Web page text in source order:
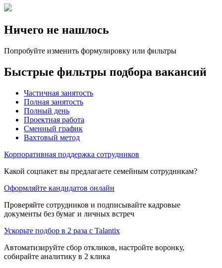
Ничего не нашлось
Попробуйте изменить формулировку или фильтры
Быстрые фильтры подбора вакансий
Частичная занятость
Полная занятость
Полный день
Проектная работа
Сменный график
Вахтовый метод
Корпоративная поддержка сотрудников
Какой соцпакет вы предлагаете семейным сотрудникам?
Оформляйте кандидатов онлайн
Проверяйте сотрудников и подписывайте кадровые
документы без бумаг и личных встреч
Ускорьте подбор в 2 раза с Talantix
Автоматизируйте сбор откликов, настройте воронку,
собирайте аналитику в 2 клика